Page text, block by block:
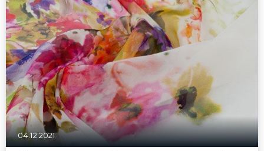
04.12.2021